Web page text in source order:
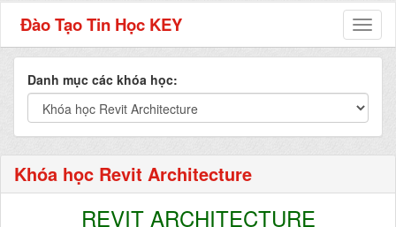
Đào Tạo Tin Học KEY
Danh mục các khóa học:
Khóa học Revit Architecture
REVIT ARCHITECTURE